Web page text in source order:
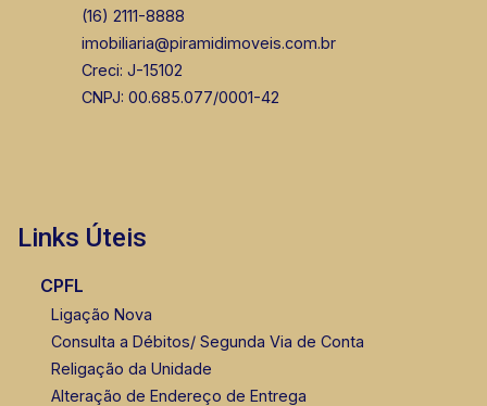
(16) 99799-9323
Corretor(a) Online
CRECI 146320 - Venda
(16) 2111-8888
imobiliaria@piramidimoveis.com.br
Creci: J-15102
CNPJ: 00.685.077/0001-42
Links Úteis
CPFL
Ligação Nova
Consulta a Débitos/ Segunda Via de Conta
Religação da Unidade
Alteração de Endereço de Entrega